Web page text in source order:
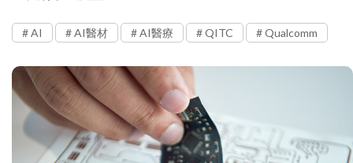
AI AI醫材 AI醫療 QITC Qualcomm